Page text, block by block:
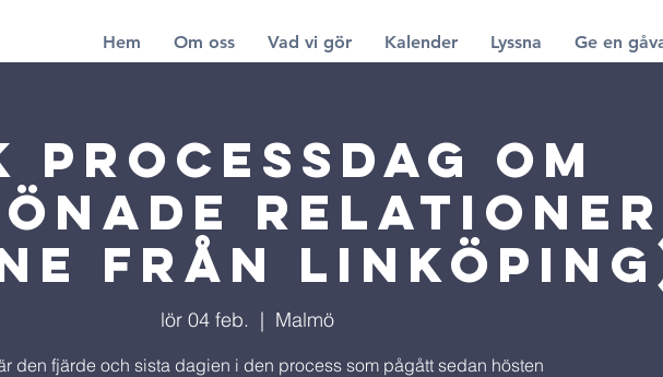
Hem Om oss Vad vi gör Kalender Lyssna Ge en
Processdag om
relationer
från
lör 04 feb.
  |
Malmö
den fjärde och sista dagien i den process som pågått sedan hösten